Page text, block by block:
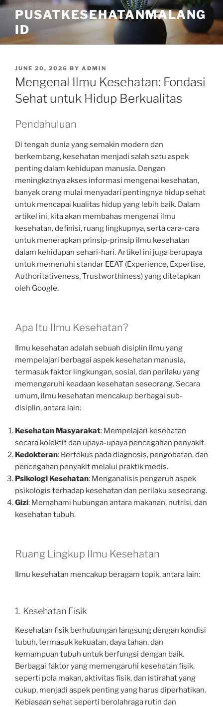
Skip
content
PUSATKESEHATANMALANG
ID
POSTED
ON
JUNE 20, 2026 BY ADMIN
Mengenal Ilmu Kesehatan: Fondasi
Sehat untuk Hidup Berkualitas
Pendahuluan
Di tengah dunia yang semakin modern dan
berkembang, kesehatan menjadi salah satu aspek
penting dalam kehidupan manusia. Dengan
meningkatnya akses informasi mengenai kesehatan,
banyak orang mulai menyadari pentingnya hidup sehat
untuk mencapai kualitas hidup yang lebih baik. Dalam
artikel ini, kita akan membahas mengenai ilmu
kesehatan, definisi, ruang lingkupnya, serta cara-cara
untuk menerapkan prinsip-prinsip ilmu kesehatan
dalam kehidupan sehari-hari. Artikel ini juga berupaya
untuk memenuhi standar EEAT (Experience, Expertise,
Authoritativeness, Trustworthiness) yang ditetapkan
oleh Google.
Apa Itu Ilmu Kesehatan?
Ilmu kesehatan adalah sebuah disiplin ilmu yang
mempelajari berbagai aspek kesehatan manusia,
termasuk faktor lingkungan, sosial, dan perilaku yang
memengaruhi keadaan kesehatan seseorang. Secara
umum, ilmu kesehatan mencakup berbagai sub-
disiplin, antara lain:
Kesehatan Masyarakat: Mempelajari kesehatan
secara kolektif dan upaya-upaya pencegahan penyakit.
Kedokteran: Berfokus pada diagnosis, pengobatan, dan
pencegahan penyakit melalui praktik medis.
Psikologi Kesehatan: Menganalisis pengaruh aspek
psikologis terhadap kesehatan dan perilaku seseorang.
Gizi: Memahami hubungan antara makanan, nutrisi, dan
kesehatan tubuh.
Ruang Lingkup Ilmu Kesehatan
Ilmu kesehatan mencakup beragam topik, antara lain:
1. Kesehatan Fisik
Kesehatan fisik berhubungan langsung dengan kondisi
tubuh, termasuk kekuatan, daya tahan, dan
kemampuan tubuh untuk berfungsi dengan baik.
Berbagai faktor yang memengaruhi kesehatan fisik,
seperti pola makan, aktivitas fisik, dan istirahat yang
cukup, menjadi aspek penting yang harus diperhatikan.
Kebiasaan sehat seperti berolahraga rutin dan